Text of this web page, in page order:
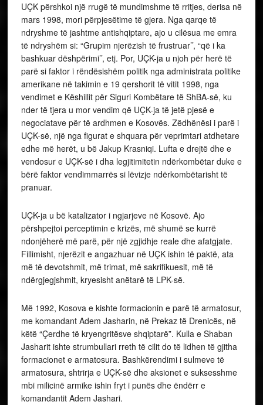
UÇK përshkoi një rrugë të mundimshme të rritjes, derisa në
mars 1998, mori përpjesëtime të gjera. Nga qarqe të
ndryshme të jashtme antishqiptare, ajo u cilësua me emra
të ndryshëm si: “Grupim njerëzish të frustruar’’, “që i ka
bashkuar dëshpërimi’’, etj. Por, UÇK-ja u njoh për herë të
parë si faktor i rëndësishëm politik nga administrata politike
amerikane në takimin e 19 qershorit të vitit 1998, nga
vendimet e Këshillit për Siguri Kombëtare të ShBA-së, ku
nder të tjera u mor vendim që UÇK-ja të jetë pjesë e
negociatave për të ardhmen e Kosovës. Zëdhënësi i parë i
UÇK-së, një nga figurat e shquara për veprimtari atdhetare
edhe më herët, u bë Jakup Krasniqi. Lufta e drejtë dhe e
vendosur e UÇK-së i dha legjitimitetin ndërkombëtar duke e
bërë faktor vendimmarrës si lëvizje ndërkombëtarisht të
pranuar.
UÇK-ja u bë katalizator i ngjarjeve në Kosovë. Ajo
përshpejtoi perceptimin e krizës, më shumë se kurrë
ndonjëherë më parë, për një zgjidhje reale dhe afatgjate.
Fillimisht, njerëzit e angazhuar në UÇK ishin të paktë, ata
më të devotshmit, më trimat, më sakrifikuesit, më të
ndërgjegjshmit, kryesisht anëtarë të LPK-së.
Më 1992, Kosova e kishte formacionin e parë të armatosur,
me komandant Adem Jasharin, në Prekaz të Drenicës, në
këtë “Çerdhe të kryengritësve shqiptarë”. Kulla e Shaban
Jasharit ishte strumbullari rreth të cilit do të lidhen të gjitha
formacionet e armatosura. Bashkërendimi i sulmeve të
armatosura, shtrirja e UÇK-së dhe aksionet e suksesshme
mbi milicinë armike ishin fryt i punës dhe ëndërr e
komandantit Adem Jashari.